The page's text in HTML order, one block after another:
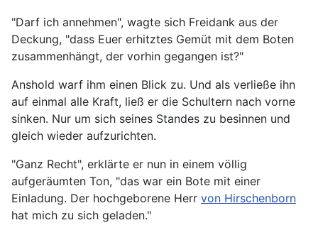
"Darf ich annehmen", wagte sich Freidank aus der
Deckung, "dass Euer erhitztes Gemüt mit dem Boten
zusammenhängt, der vorhin gegangen ist?"
Anshold warf ihm einen Blick zu. Und als verließe ihn
auf einmal alle Kraft, ließ er die Schultern nach vorne
sinken. Nur um sich seines Standes zu besinnen und
gleich wieder aufzurichten.
"Ganz Recht", erklärte er nun in einem völlig
aufgeräumten Ton, "das war ein Bote mit einer
Einladung. Der hochgeborene Herr von Hirschenborn
hat mich zu sich geladen."